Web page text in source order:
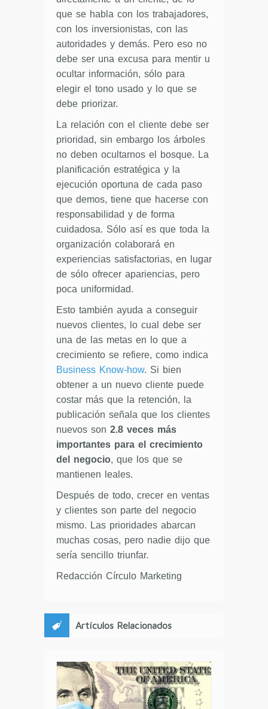
que se habla con los trabajadores,
con los inversionistas, con las
autoridades y demás. Pero eso no
debe ser una excusa para mentir u
ocultar información, sólo para
elegir el tono usado y lo que se
debe priorizar.
La relación con el cliente debe ser
prioridad, sin embargo los árboles
no deben ocultarnos el bosque. La
planificación estratégica y la
ejecución oportuna de cada paso
que demos, tiene que hacerse con
responsabilidad y de forma
cuidadosa. Sólo así es que toda la
organización colaborará en
experiencias satisfactorias, en lugar
de sólo ofrecer apariencias, pero
poca uniformidad.
Esto también ayuda a conseguir
nuevos clientes, lo cual debe ser
una de las metas en lo que a
crecimiento se refiere, como indica
Business Know-how. Si bien
obtener a un nuevo cliente puede
costar más que la retención, la
publicación señala que los clientes
nuevos son 2.8 veces más
importantes para el crecimiento
del negocio, que los que se
mantienen leales.
Después de todo, crecer en ventas
y clientes son parte del negocio
mismo. Las prioridades abarcan
muchas cosas, pero nadie dijo que
sería sencillo triunfar.
Redacción Círculo Marketing
Artículos Relacionados